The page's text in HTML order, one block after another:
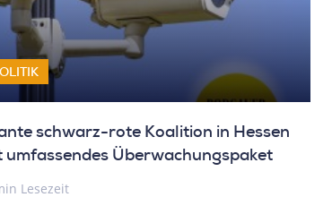
schwarz-rote Koalition in Hessen
umfassendes Überwachungspaket
Lesezeit